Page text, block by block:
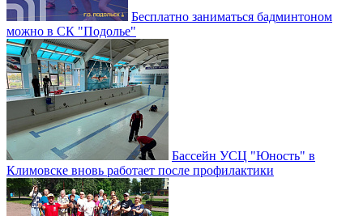
Бесплатно заниматься бадминтоном
можно в СК "Подолье"
Бассейн УСЦ "Юность" в
Климовске вновь работает после профилактики